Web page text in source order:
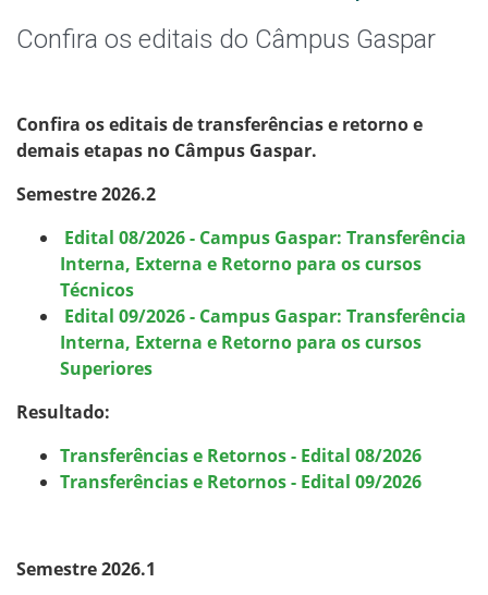
Educação a Distância
Processo de Inscrição
Resultados
Como posso estudar no IFSC?
Processos Seletivos
Confira os editais do Câmpus Gaspar
Confira os editais de transferências e retorno e
demais etapas no Câmpus Gaspar.
Semestre 2026.2
Edital 08/2026 - Campus Gaspar: Transferência
Interna, Externa e Retorno para os cursos
Técnicos
Edital 09/2026 - Campus Gaspar: Transferência
Interna, Externa e Retorno para os cursos
Superiores
Resultado:
Transferências e Retornos - Edital 08/2026
Transferências e Retornos - Edital 09/2026
Semestre 2026.1